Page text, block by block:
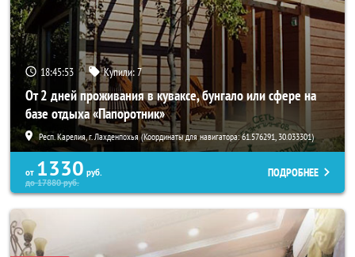
18:45:52 Купили:7
От 2 дней проживания в куваксе, бунгало или сфере на
базе отдыха «Папоротник»
Респ. Карелия, г. Лахденпохья (Координаты для навигатора: 61.576291, 30.033301)
от 1330 руб.
до17880руб.
ПОДРОБНЕЕ